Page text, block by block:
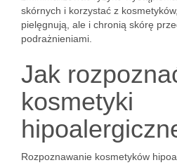
skórnych i korzystać z
pielęgnują, ale i chronią skórę
podrażnieniami.
Jak
kosmetyki
Rozpoznawanie kosmetyków